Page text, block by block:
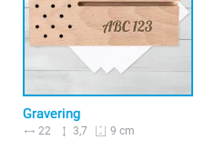
Gravering
22 3,7 9 cm